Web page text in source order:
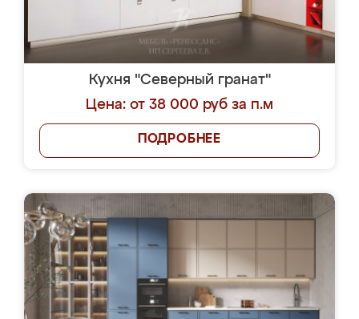
Кухня "Северный гранат"
Цена: от 38 000 руб за п.м
ПОДРОБНЕЕ